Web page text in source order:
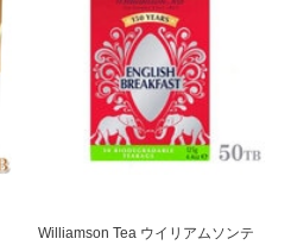
Williamson Tea ウイリアムソンテ